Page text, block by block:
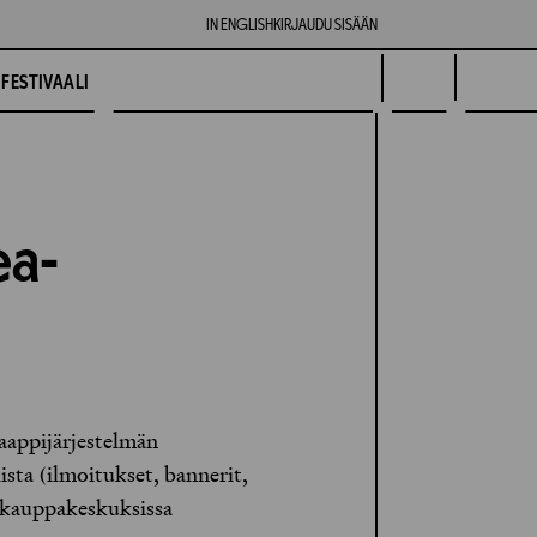
IN ENGLISH KIRJAUDU SISÄÄN
FESTIVAALI
(ilmoitukset, bannerit,